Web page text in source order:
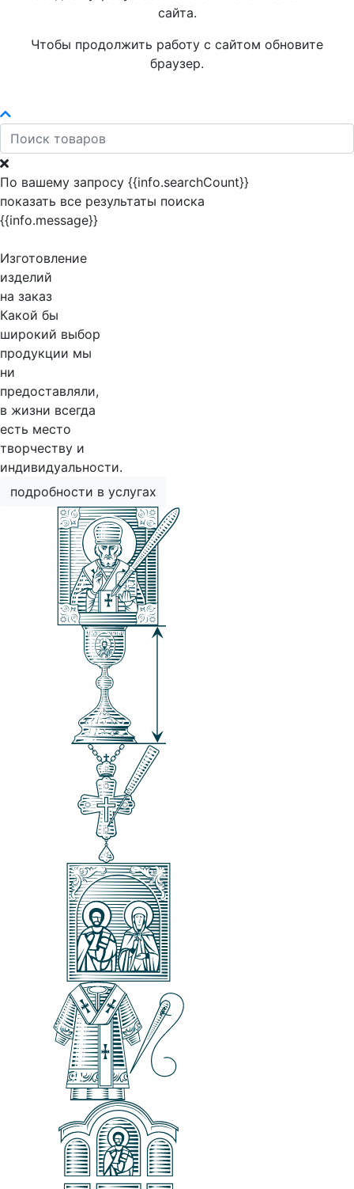
сайта.
Чтобы продолжить работу с сайтом обновите
браузер.
По вашему запросу {{info.searchCount}}
показать все результаты поиска
{{info.message}}
Изготовление
изделий
на заказ
Какой бы
широкий выбор
продукции мы
ни
предоставляли,
в жизни всегда
есть место
творчеству и
индивидуальности.
подробности в услугах